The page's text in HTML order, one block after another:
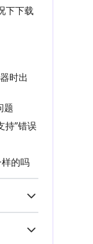
下下载
时出
题
持”错误
的吗